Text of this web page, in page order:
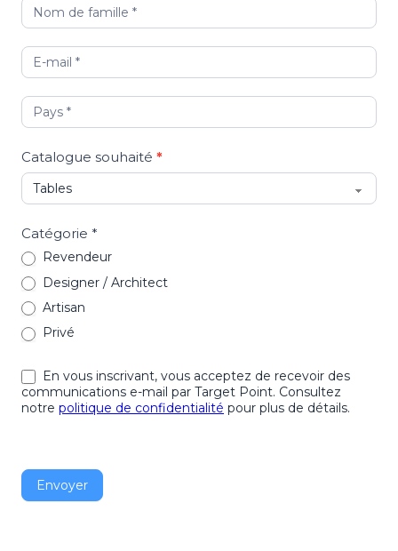
Catalogue souhaité *
Catégorie *
Revendeur
Designer / Architect
Artisan
Privé
En vous inscrivant, vous acceptez de recevoir des
communications e-mail par Target Point. Consultez
notre politique de confidentialité pour plus de détails.
Envoyer